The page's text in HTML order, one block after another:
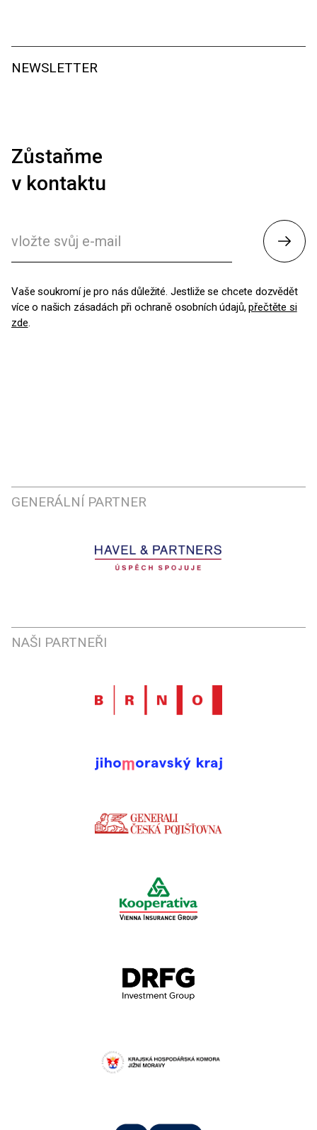
NEWSLETTER
Zůstaňme
v kontaktu
Vaše soukromí je pro nás důležité. Jestliže se chcete dozvědět
více o našich zásadách při ochraně osobních údajů,přečtěte si
zde.
GENERÁLNÍ PARTNER
NAŠI PARTNEŘI